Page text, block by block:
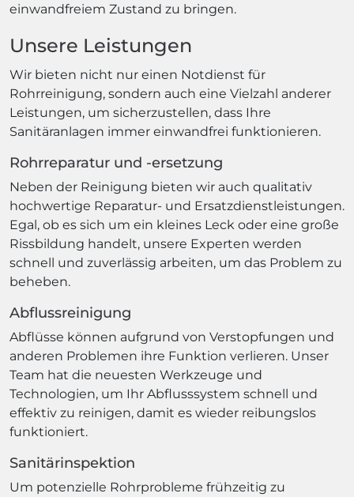
einwandfreiem Zustand zu bringen.
Unsere Leistungen
Wir bieten nicht nur einen Notdienst für
Rohrreinigung, sondern auch eine Vielzahl anderer
Leistungen, um sicherzustellen, dass Ihre
Sanitäranlagen immer einwandfrei funktionieren.
Rohrreparatur und -ersetzung
Neben der Reinigung bieten wir auch qualitativ
hochwertige Reparatur- und Ersatzdienstleistungen.
Egal, ob es sich um ein kleines Leck oder eine große
Rissbildung handelt, unsere Experten werden
schnell und zuverlässig arbeiten, um das Problem zu
beheben.
Abflussreinigung
Abflüsse können aufgrund von Verstopfungen und
anderen Problemen ihre Funktion verlieren. Unser
Team hat die neuesten Werkzeuge und
Technologien, um Ihr Abflusssystem schnell und
effektiv zu reinigen, damit es wieder reibungslos
funktioniert.
Sanitärinspektion
Um potenzielle Rohrprobleme frühzeitig zu